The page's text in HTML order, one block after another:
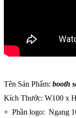
Tên Sản Phẩm: booth
Kích Thước: W100 x
+ Phần logo: Ngang